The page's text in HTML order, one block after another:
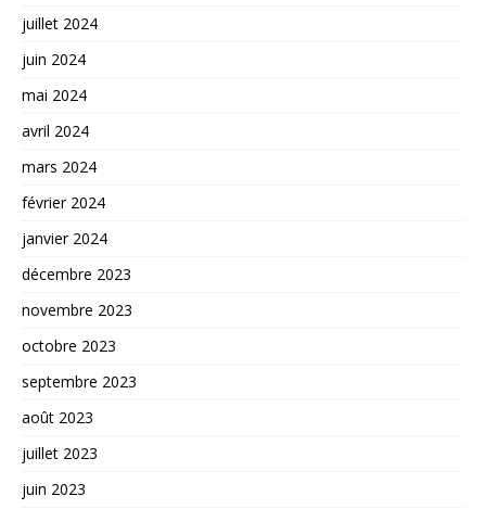
juillet 2024
juin 2024
mai 2024
avril 2024
mars 2024
février 2024
janvier 2024
décembre 2023
novembre 2023
octobre 2023
septembre 2023
août 2023
juillet 2023
juin 2023